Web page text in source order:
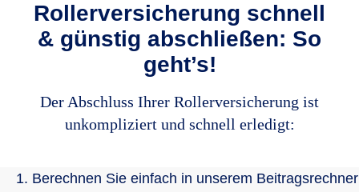
Rollerversicherung schnell
& günstig abschließen: So
geht’s!
Der Abschluss Ihrer Rollerversicherung ist
unkompliziert und schnell erledigt:
Berechnen Sie einfach in unserem Beitragsrechner